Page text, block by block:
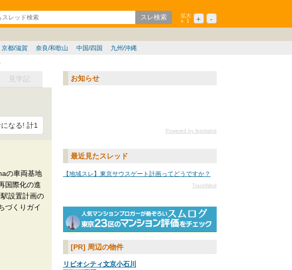
拡大
x
1 + -
京都/滋賀 奈良/和歌山 中国/四国 九州/沖縄
見学記
なる! 計1
の車両基地
国際化の進
設置計画の
づくりガイ
お知らせ
Powered by feedwind
最近見たスレッド
【地域スレ】東京サウスゲート計画ってどうですか？
TrackWind
[PR] 周辺の物件
リビオシティ文京小石川